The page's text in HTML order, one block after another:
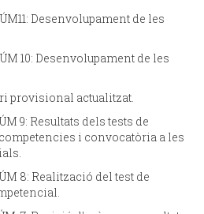
Desenvolupament de les
10: Desenvolupament de les
provisional actualitzat.
9: Resultats dels tests de
i convocatòria a les
8: Realització del test de